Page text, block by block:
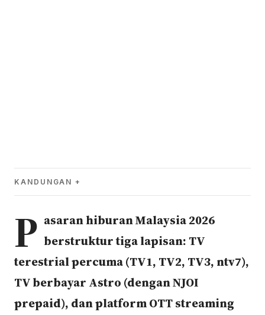
KANDUNGAN
P asaran hiburan Malaysia 2026
berstruktur tiga lapisan: TV
terestrial percuma (TV1, TV2, TV3, ntv7),
TV berbayar Astro (dengan NJOI
prepaid), dan platform OTT streaming